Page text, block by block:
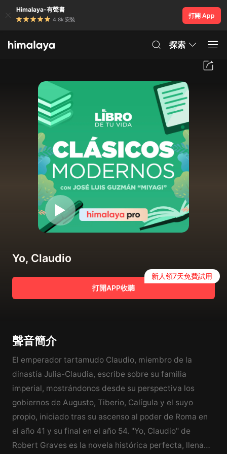
Himalaya-有聲書
4.8k 安裝
打開 App
探索
Yo, Claudio
打開APP收聽
新人領7天免費試用
聲音簡介
El emperador tartamudo Claudio, miembro de la
dinastía Julia-Claudia, escribe sobre su familia
imperial, mostrándonos desde su perspectiva los
gobiernos de Augusto, Tiberio, Calígula y el suyo
propio, iniciado tras su ascenso al poder de Roma en
el año 41 y su final en el año 54. "Yo, Claudio" de
Robert Graves es la novela histórica perfecta, llena